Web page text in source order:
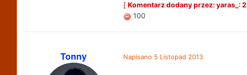
[ Komentarz dodany przez: yaras_:
100
Tonny Napisano 5 Listopad 2013